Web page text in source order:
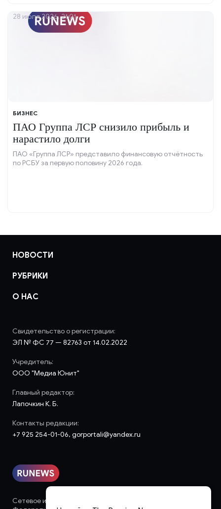
БИЗНЕС
ПАО Группа ЛСР снизило прибыль и
нарастило долги
ПАО «Группа ЛСР» представило финансовую отчётность
по РСБУ за первую половину 2026 года.
28 июля 2026, 21:01
НОВОСТИ
РУБРИКИ
О НАС
Сетевое издание «runews» (18+) зарегистрировано в
Свидетельство о регистрации:
ЭЛ № ФС 77 — 82763 от 14.02.2022
Учредитель:
ООО "Медиа Юнит"
Главный редактор:
Лапочкин К. Б.
Контакты редакции:
+7 925 254-01-06, gorportali@yandex.ru